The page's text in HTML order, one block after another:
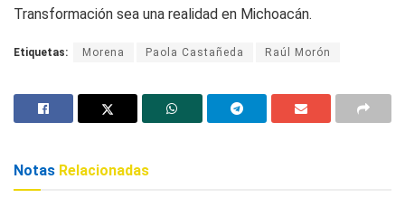
Transformación sea una realidad en Michoacán.
Etiquetas: Morena Paola Castañeda Raúl Morón
Notas Relacionadas